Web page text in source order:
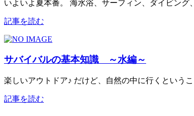
いよいよ夏本番。 海水浴、サーフィン、ダイビン
記事を読む
サバイバルの基本知識 ～水編～
楽しいアウトドア♪ だけど、自然の中に行くという
記事を読む